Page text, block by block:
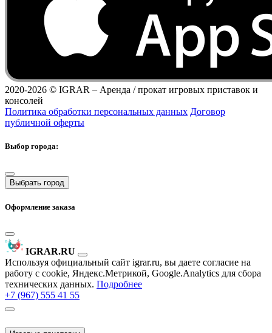
2020-2026 © IGRAR – Аренда / прокат игровых приставок и
консолей
Политика обработки персональных данных Договор
публичной оферты
Выбор города:
Выбрать город
Оформление заказа
IGRAR.RU
Используя официальный сайт igrar.ru, вы даете согласие на
работу с cookie, Яндекс.Метрикой, Google.Analytics для сбора
технических данных. Подробнее
+7 (967) 555 41 55